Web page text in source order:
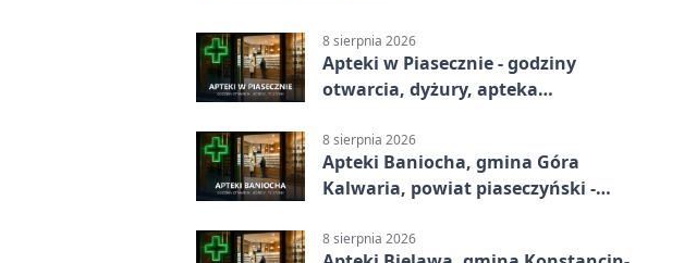
8 sierpnia 2026
Apteki w Piasecznie - godziny
otwarcia, dyżury, apteka
8 sierpnia 2026
Apteki Baniocha, gmina Góra
Kalwaria, powiat piaseczyński -
8 sierpnia 2026